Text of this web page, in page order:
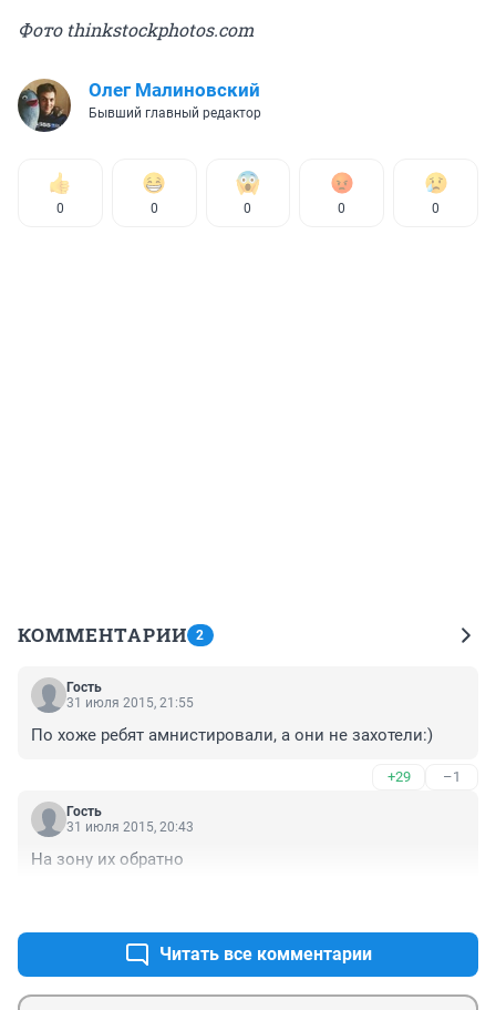
Фото thinkstockphotos.com
Олег Малиновский
Бывший главный редактор
0 0 0 0 0
КОММЕНТАРИИ 2
Гость
31 июля 2015, 21:55
По хоже ребят амнистировали, а они не захотели:)
+29 –1
Гость
31 июля 2015, 20:43
На зону их обратно
Читать все комментарии